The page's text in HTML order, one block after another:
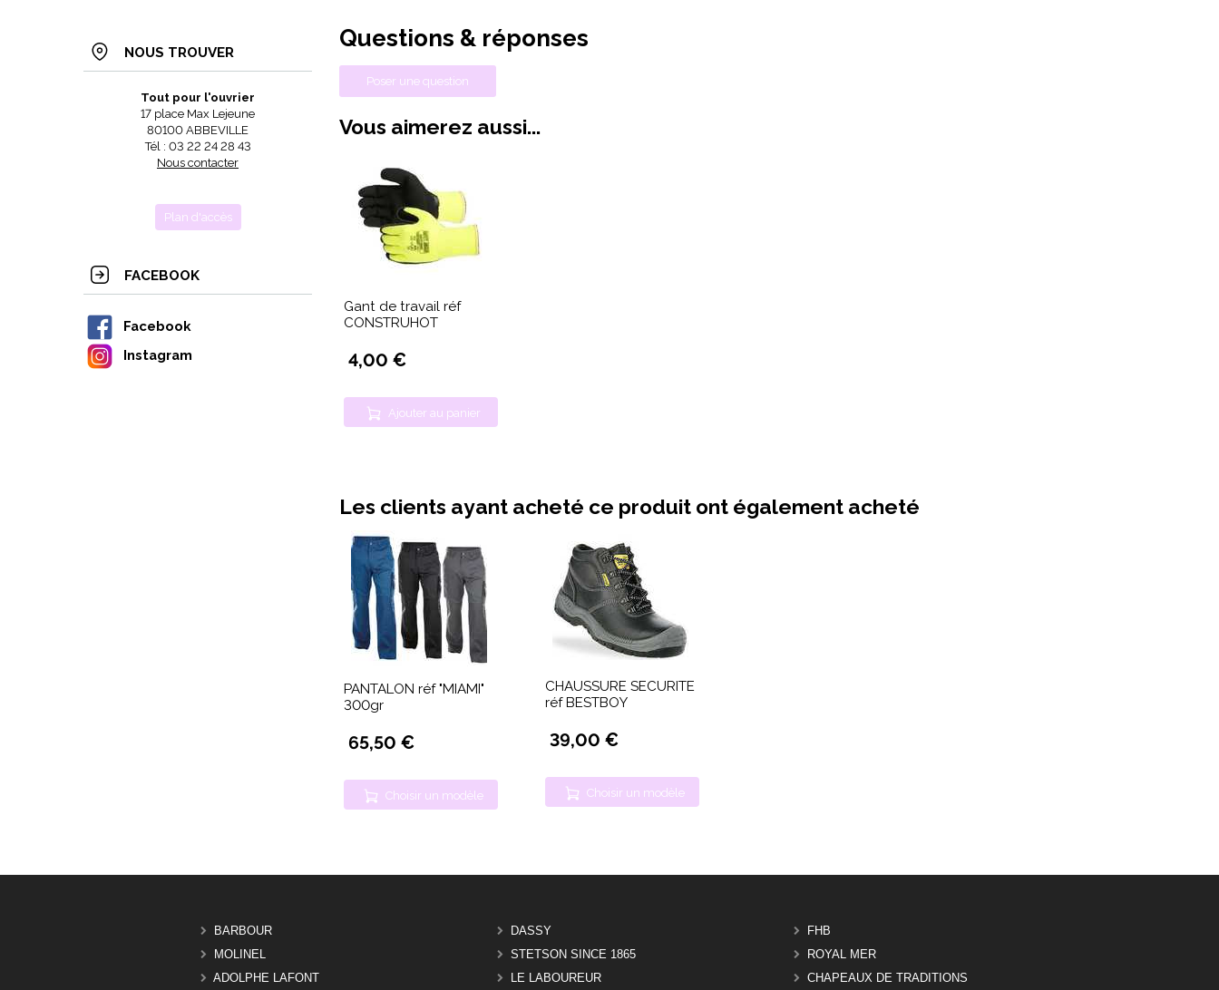
NOUS TROUVER
Tout pour l'ouvrier
17 place Max Lejeune
80100 ABBEVILLE
Tél : 03 22 24 28 43
Nous contacter
Plan d'accès
FACEBOOK
Facebook
Instagram
Questions & réponses
Poser une question
Vous aimerez aussi...
Gant de travail réf
CONSTRUHOT
4,00 €
Ajouter au panier
Les clients ayant acheté ce produit ont également acheté
PANTALON réf "MIAMI"
300gr
65,50 €
Choisir un modèle
CHAUSSURE SECURITE
réf BESTBOY
39,00 €
Choisir un modèle
BARBOUR DASSY
FHB
MOLINEL
STETSON SINCE 1865
ROYAL MER
ADOLPHE LAFONT
LE LABOUREUR CHAPEAUX DE TRADITIONS